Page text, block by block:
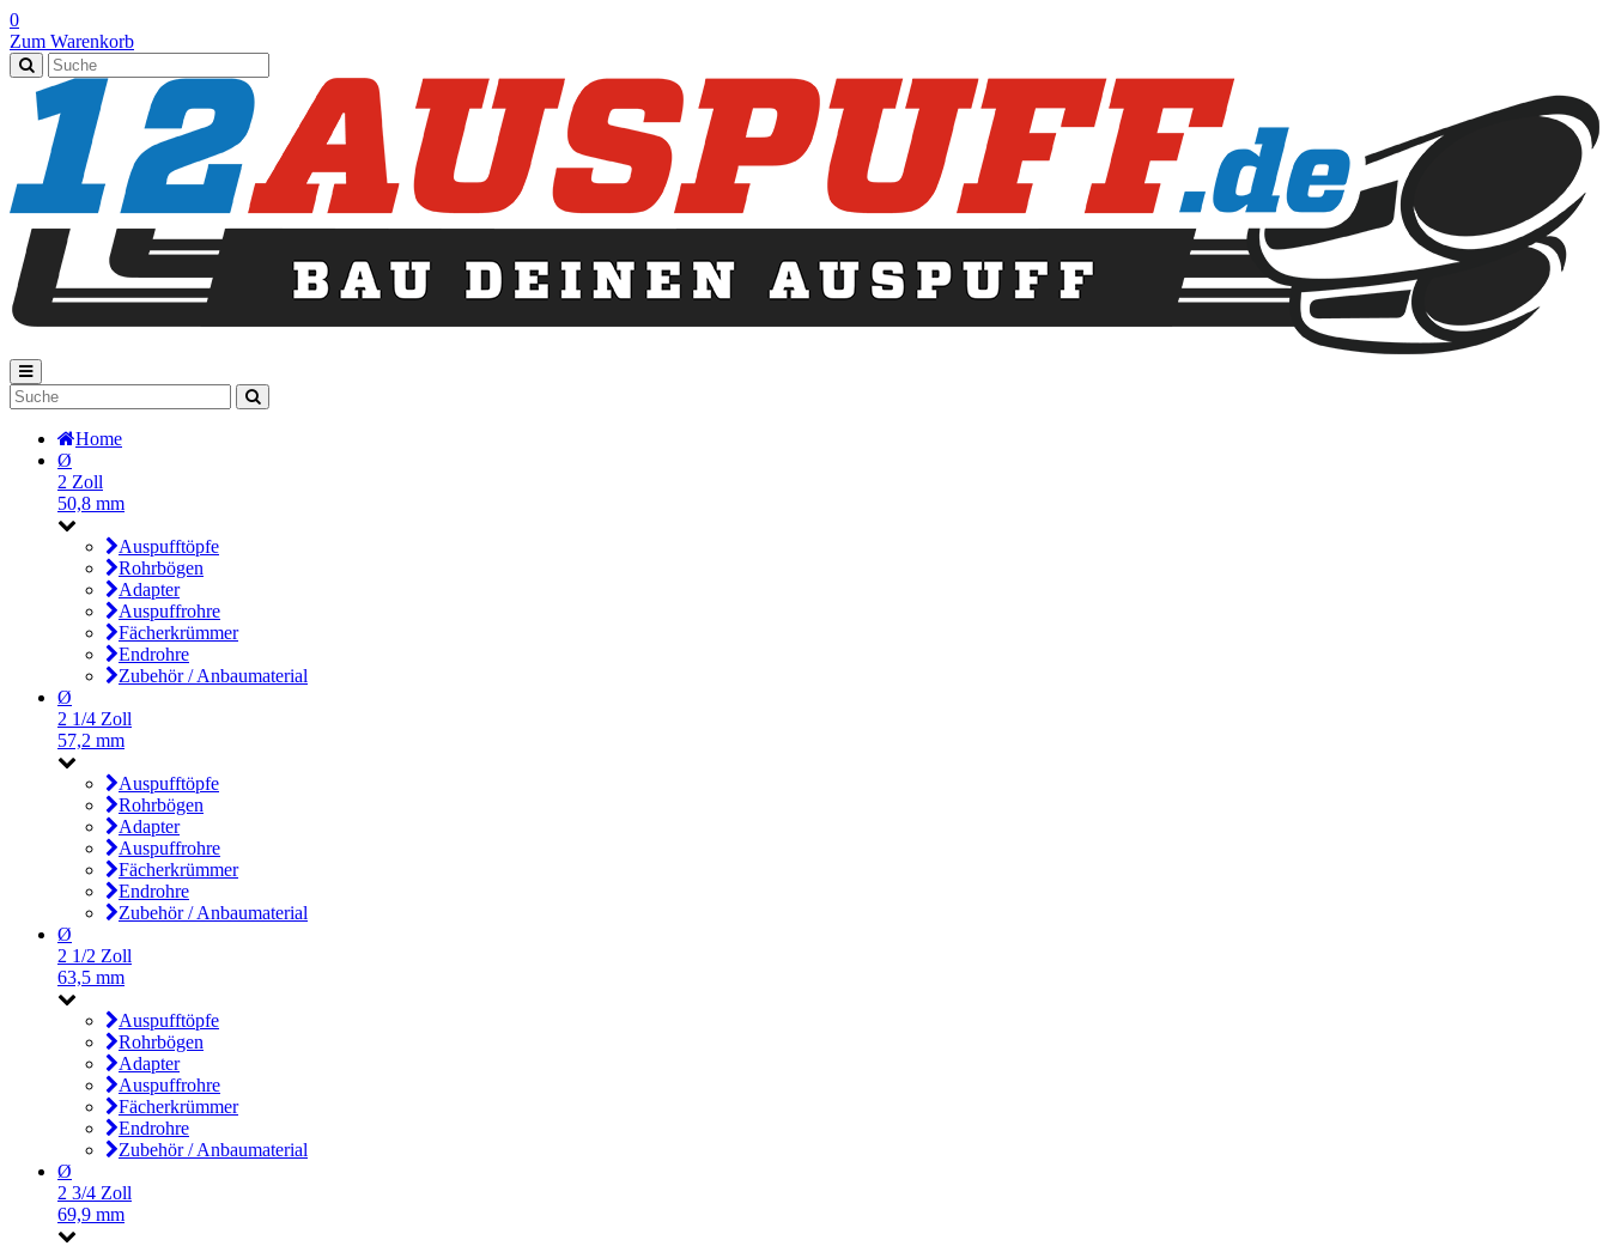
0
Zum Warenkorb
Home
Ø
2 Zoll
50,8 mm
Auspufftöpfe
Rohrbögen
Adapter
Auspuffrohre
Fächerkrümmer
Endrohre
Zubehör / Anbaumaterial
Ø
2 1/4 Zoll
57,2 mm
Auspufftöpfe
Rohrbögen
Adapter
Auspuffrohre
Fächerkrümmer
Endrohre
Zubehör / Anbaumaterial
Ø
2 1/2 Zoll
63,5 mm
Auspufftöpfe
Rohrbögen
Adapter
Auspuffrohre
Fächerkrümmer
Endrohre
Zubehör / Anbaumaterial
Ø
2 3/4 Zoll
69,9 mm